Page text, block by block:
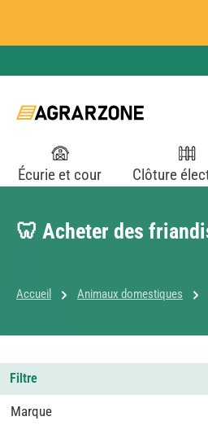
Écurie et cour Clôture
🦷 Acheter des
Accueil Animaux domestiques
Filtre
Marque